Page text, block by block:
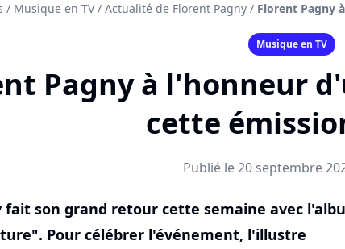
/ Musique en TV / Actualité de Florent Pagny / Florent Pagny
Musique en TV
Pagny à l'honneur
cette
Publié le 20 septembre
fait son grand retour cette semaine avec
Pour célébrer l'événement, l'illustre